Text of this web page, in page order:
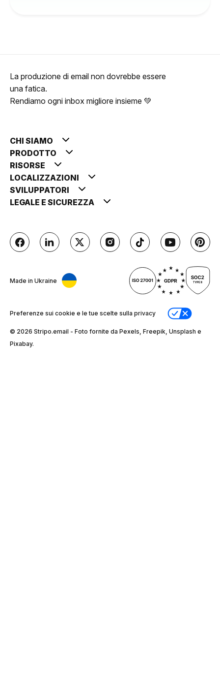
La produzione di email non dovrebbe essere
una fatica.
Rendiamo ogni inbox migliore insieme 💚
CHI SIAMO
PRODOTTO
RISORSE
LOCALIZZAZIONI
SVILUPPATORI
LEGALE E SICUREZZA
Made in Ukraine
Preferenze sui cookie e le tue scelte sulla privacy
© 2026 Stripо.email - Foto fornite da Pexels, Freepik, Unsplash e
Pixabay.